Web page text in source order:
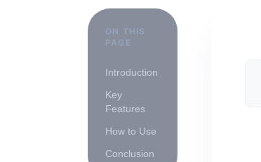
ON THIS
PAGE
Introduction
Key
Features
How to Use
Conclusion